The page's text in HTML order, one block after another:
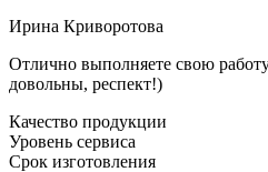
Ирина Криворотова
Отлично выполняете свою
довольны, респект!)
Качество продукции
Уровень сервиса
Срок изготовления